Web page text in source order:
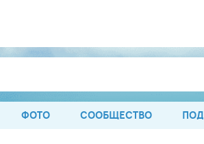
ФОТО СООБЩЕСТВО